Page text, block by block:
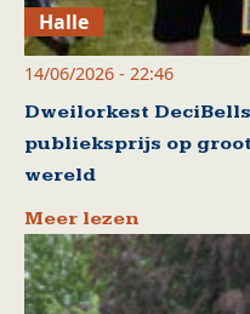
Halle
14/06/2026 - 22:46
Dweilorkest
publieksprijs op
wereld
Meer lezen